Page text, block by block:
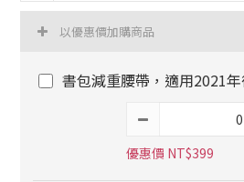
以優惠價加購商品
書包減重腰帶，適用2021
優惠價 NT$399